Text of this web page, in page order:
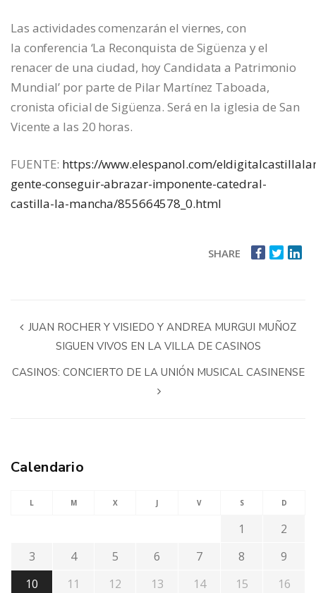
Las actividades comenzarán el viernes, con
la conferencia ‘La Reconquista de Sigüenza y el
renacer de una ciudad, hoy Candidata a Patrimonio
Mundial’ por parte de Pilar Martínez Taboada,
cronista oficial de Sigüenza. Será en la iglesia de San
Vicente a las 20 horas.
FUENTE: https://www.elespanol.com/
gente-conseguir-abrazar-imponente-catedral-
castilla-la-mancha/855664578_0.html
SHARE
JUAN ROCHER Y VISIEDO Y ANDREA MURGUI MUÑOZ
SIGUEN VIVOS EN LA VILLA DE CASINOS
CASINOS: CONCIERTO DE LA UNIÓN MUSICAL CASINENSE
Calendario
L M X J V S D
1
2
3
4 5 6 7 8
9
10
11 12 13 14 15
16